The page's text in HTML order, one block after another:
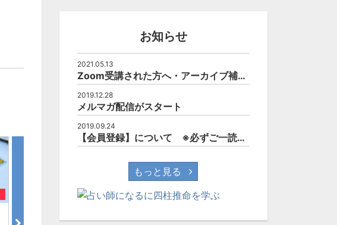
セット
お知らせ
2021.05.13
Zoom受講された方へ・アーカイブ補講について
2019.12.28
メルマガ配信がスタート
2019.09.24
【会員登録】について ※必ずご一読されて下さい。
もっと見る